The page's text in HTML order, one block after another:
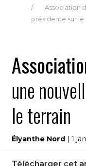
Association
présidente sur le
une
le terrain
Élyanthe Nord | 1
Télécharger cet